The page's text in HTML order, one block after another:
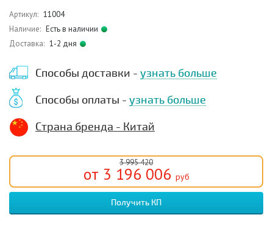
Артикул: 11004
Наличие: Есть в наличии
Доставка: 1-2 дня
Способы доставки - узнать больше
Способы оплаты - узнать больше
Страна бренда - Китай
3 995 420
от 3 196 006 руб
Получить КП